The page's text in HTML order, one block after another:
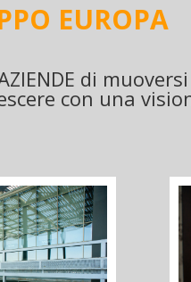
EUROPA
di
con una